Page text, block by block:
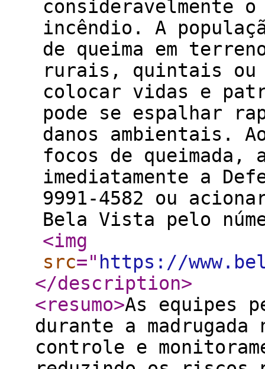
consideravelmente
incêndio. A
de queima em
rurais, quintais ou
colocar vidas e
pode se espalhar
danos ambientais.
focos de queimada,
imediatamente a
9991-4582 ou
Bela Vista pelo
<img
src=" https://
</description>
<resumo>As equipes
durante a
controle e